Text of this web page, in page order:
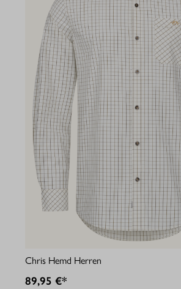
Chris Hemd Herren
89,95 €*